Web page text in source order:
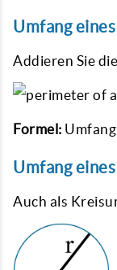
Umfang
Addieren Sie
Formel: Umfang
Umfang
Auch als